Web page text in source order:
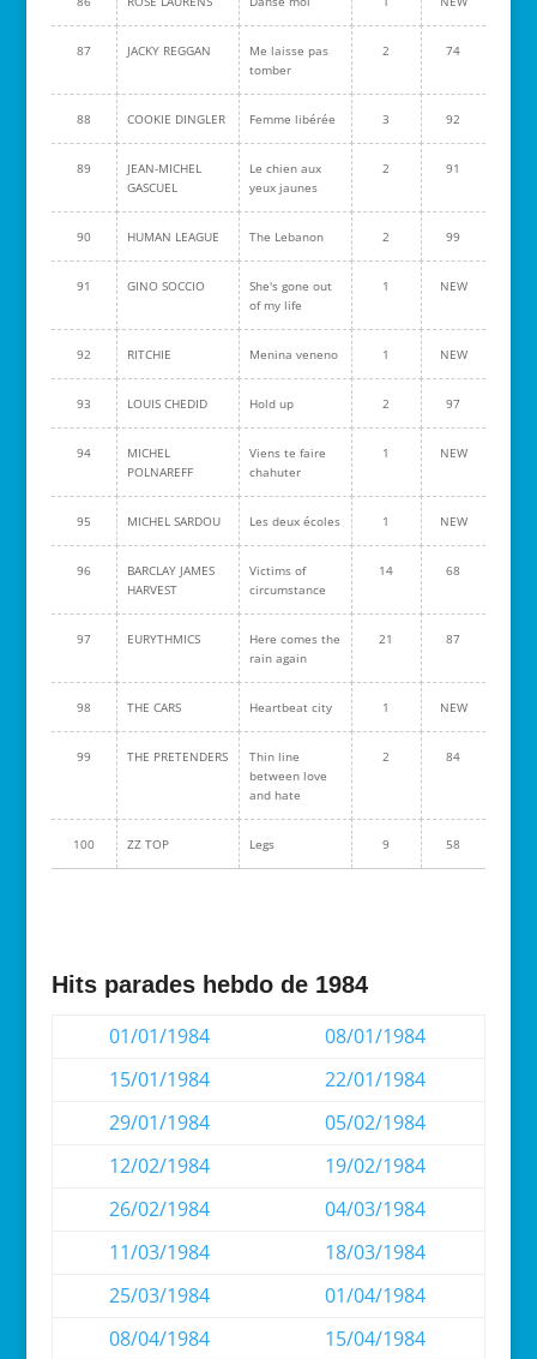
87 JACKY REGGAN
Me laisse pas
tomber
2 74
88 COOKIE DINGLER Femme libérée 3 92
89
JEAN-MICHEL
GASCUEL
Le chien aux
yeux jaunes
2 91
90 HUMAN LEAGUE The Lebanon 2 99
91 GINO SOCCIO
She's gone out
of my life
1 NEW
92 RITCHIE Menina veneno 1 NEW
93 LOUIS CHEDID Hold up 2 97
94
MICHEL
POLNAREFF
Viens te faire
chahuter
1 NEW
95 MICHEL SARDOU Les deux écoles 1 NEW
96
BARCLAY JAMES
HARVEST
Victims of
circumstance
14 68
97 EURYTHMICS
Here comes the
rain again
21 87
98 THE CARS Heartbeat city 1 NEW
99 THE PRETENDERS
Thin line
between love
and hate
2 84
100 ZZ TOP Legs 9 58
Hits parades hebdo de 1984
01/01/1984
08/01/1984
15/01/1984
22/01/1984
29/01/1984
05/02/1984
12/02/1984
19/02/1984
26/02/1984
04/03/1984
11/03/1984
18/03/1984
25/03/1984
01/04/1984
08/04/1984
15/04/1984